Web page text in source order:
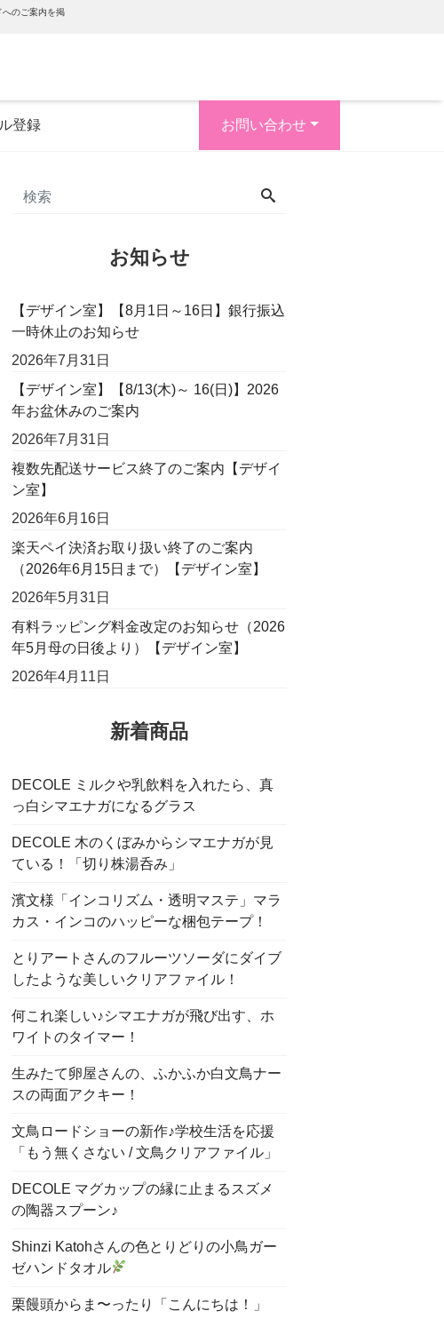
へのご案内を掲
登録 お問い合わせ
お知らせ
【デザイン室】【8月1日～16日】銀行振込
一時休止のお知らせ
2026年7月31日
【デザイン室】【8/13(木)～ 16(日)】2026
年お盆休みのご案内
2026年7月31日
複数先配送サービス終了のご案内【デザイ
ン室】
2026年6月16日
楽天ペイ決済お取り扱い終了のご案内
（2026年6月15日まで）【デザイン室】
2026年5月31日
有料ラッピング料金改定のお知らせ（2026
年5月母の日後より）【デザイン室】
2026年4月11日
新着商品
DECOLE ミルクや乳飲料を入れたら、真
っ白シマエナガになるグラス
DECOLE 木のくぼみからシマエナガが見
ている！「切り株湯呑み」
濱文様「インコリズム・透明マステ」マラ
カス・インコのハッピーな梱包テープ！
とりアートさんのフルーツソーダにダイブ
したような美しいクリアファイル！
何これ楽しい♪シマエナガが飛び出す、ホ
ワイトのタイマー！
生みたて卵屋さんの、ふかふか白文鳥ナー
スの両面アクキー！
文鳥ロードショーの新作♪学校生活を応援
「もう無くさない / 文鳥クリアファイル」
DECOLE マグカップの縁に止まるスズメ
の陶器スプーン♪
Shinzi Katohさんの色とりどりの小鳥ガー
ゼハンドタオル
栗饅頭からま〜ったり「こんにちは！」